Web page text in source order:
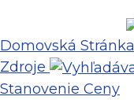
Domovská Stránka
Zdroje
Stanovenie Ceny